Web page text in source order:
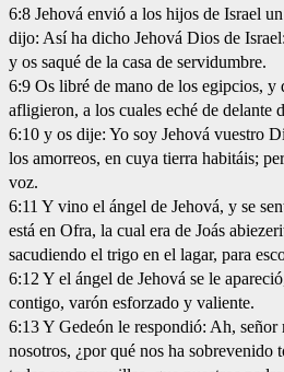
6:8 Jehová envió a los hijos de Israel
dijo: Así ha dicho Jehová Dios de
y os saqué de la casa de servidumbre.
6:9 Os libré de mano de los egipcios, y
afligieron, a los cuales eché de delante
6:10 y os dije: Yo soy Jehová vuestro
los amorreos, en cuya tierra habitáis;
voz.
6:11 Y vino el ángel de Jehová, y se
está en Ofra, la cual era de Joás
sacudiendo el trigo en el lagar, para
6:12 Y el ángel de Jehová se le
contigo, varón esforzado y valiente.
6:13 Y Gedeón le respondió: Ah, señor
nosotros, ¿por qué nos ha sobrevenido